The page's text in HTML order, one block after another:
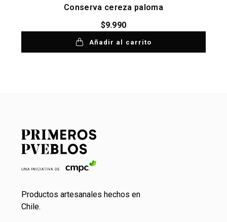
Conserva cereza paloma
$9.990
Añadir al carrito
Productos artesanales hechos en
Chile.